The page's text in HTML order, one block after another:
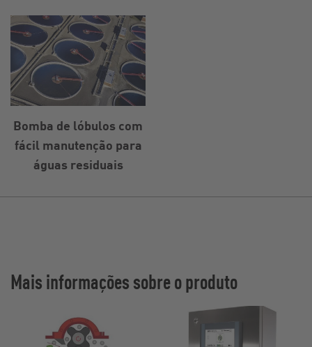
Bomba de lóbulos com
fácil manutenção para
águas residuais
Mais informações sobre o produto